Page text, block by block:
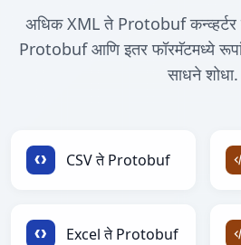
अधिक XML ते Protobuf कन्व्हर्टर
Protobuf आणि इतर फॉरमॅटमध्ये
साधने शोधा.
CSV ते Protobuf
Excel ते Protobuf